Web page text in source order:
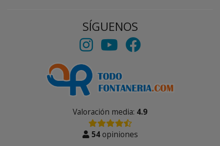
SÍGUENOS
Valoración media: 4.9
54opiniones